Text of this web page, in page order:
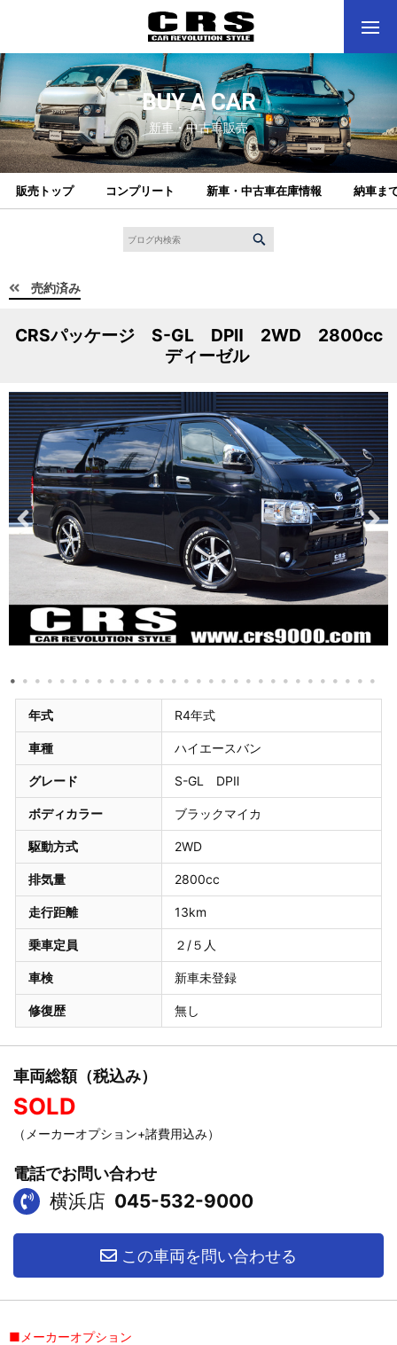
BUY A CAR
新車・中古車販売
販売トップ コンプリート 新車・中古車在庫情報 納車ま
売約済み
CRSパッケージ S-GL DPⅡ 2WD 2800cc
ディーゼル
年式 R4年式
車種 ハイエースバン
グレード S-GL DPⅡ
ボディカラー ブラックマイカ
駆動方式 2WD
排気量 2800cc
走行距離 13km
乗車定員 ２/５人
車検 新車未登録
修復歴 無し
車両総額（税込み）
SOLD
（メーカーオプション+諸費用込み）
電話でお問い合わせ
横浜店 045-532-9000
この車両を問い合わせる
■メーカーオプション